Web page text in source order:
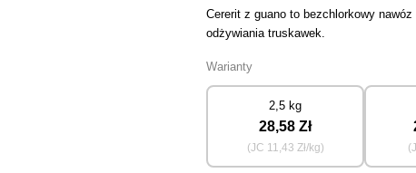
Cererit z guano to bezchlorkowy
odżywiania truskawek.
Warianty
2,5 kg
28,58 Zł
(JC 11,43 Zł/kg)